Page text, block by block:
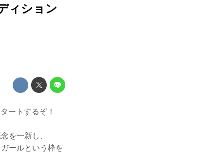
ィション
ートするぞ！
を一新し、
ールという枠を